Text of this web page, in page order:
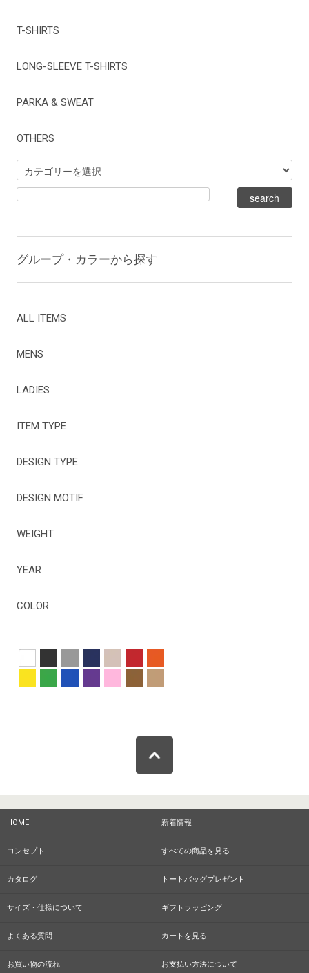
T-SHIRTS
LONG-SLEEVE T-SHIRTS
PARKA & SWEAT
OTHERS
グループ・カラーから探す
ALL ITEMS
MENS
LADIES
ITEM TYPE
DESIGN TYPE
DESIGN MOTIF
WEIGHT
YEAR
COLOR
HOME 新着情報
コンセプト すべての商品を見る
カタログ トートバッグプレゼント
サイズ・仕様について ギフトラッピング
よくある質問 カートを見る
お買い物の流れ お支払い方法について